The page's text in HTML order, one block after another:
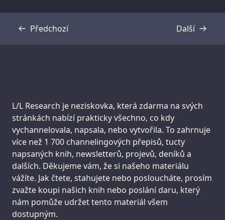
Předchozí
Přepis Další
Přepis
Support us:
L/L Research je neziskovka, která zdarma na svých
stránkách nabízí prakticky všechno, co kdy
vychannelovala, napsala, nebo vytvořila. To zahrnuje
více než 1 700 channelingových přepisů, tucty
napsaných knih, newsletterů, projevů, deníků a
dalších. Děkujeme vám, že si našeho materiálu
vážíte. Jak čtete, stahujete nebo posloucháte, prosím
zvažte koupi našich knih nebo poslání daru, který
nám pomůže udržet tento materiál všem
dostupným.